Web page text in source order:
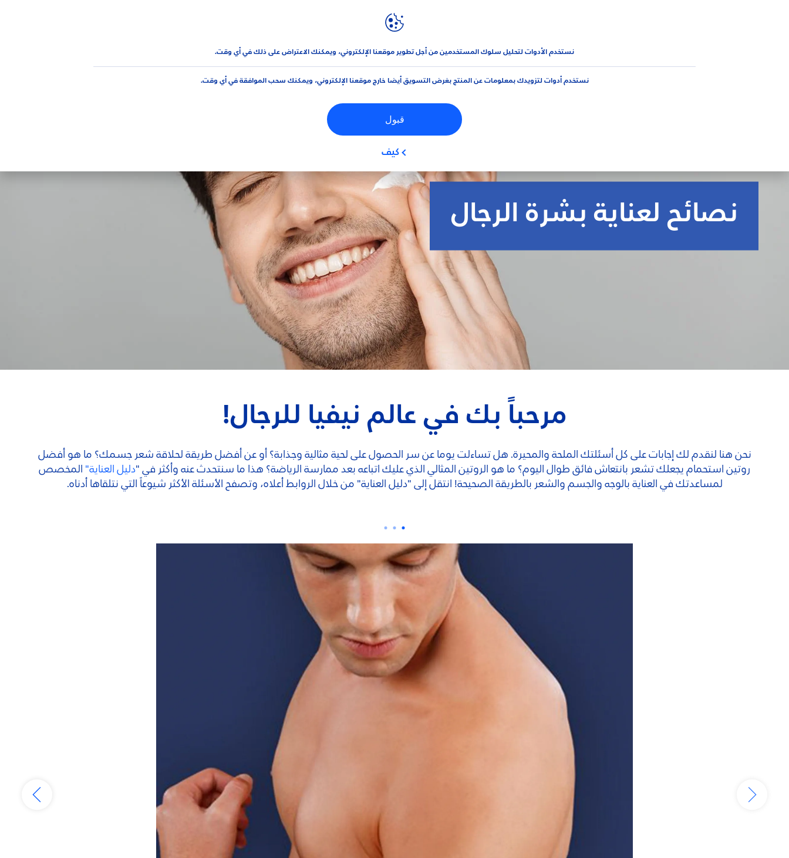
نستخدم الأدوات لتحليل سلوك المستخدمين من أجل تطوير موقعنا الإلكتروني، ويمكنك الاعتراض على ذلك في أي وقت.
نستخدم أدوات لتزويدك بمعلومات عن المنتج بغرض التسويق أيضا خارج موقعنا الإلكتروني، ويمكنك سحب الموافقة في أي وقت.
قبول
كيف
العلامة التجارية و الشركة
نصائح لعناية بشرة الرجال
مرحباً بك في عالم نيفيا للرجال!
نحن هنا لنقدم لك إجابات على كل أسئلتك الملحة والمحيرة. هل تساءلت يوما عن سر الحصول على لحية مثالية وجذابة؟ أو عن أفضل طريقة لحلاقة شعر جسمك؟ ما هو أفضل
روتين استحمام يجعلك تشعر بانتعاش فائق طوال اليوم؟ ما هو الروتين المثالي الذي عليك اتباعه بعد ممارسة الرياضة؟ هذا ما سنتحدث عنه وأكثر في "دليل العناية" المخصص
لمساعدتك في العناية بالوجه والجسم والشعر بالطريقة الصحيحة! انتقل إلى "دليل العناية" من خلال الروابط أعلاه، وتصفح الأسئلة الأكثر شيوعاً التي نتلقاها أدناه.